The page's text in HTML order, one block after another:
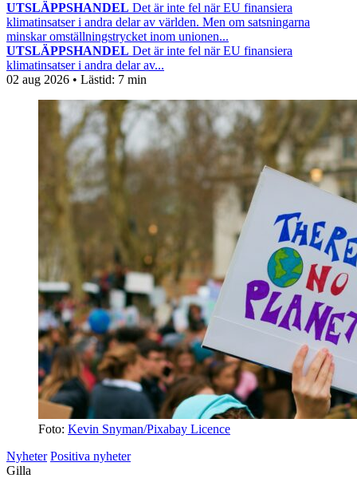
UTSLÄPPSHANDEL Det är inte fel när EU finansiera
klimatinsatser i andra delar av världen. Men om satsningarna
minskar omställningstrycket inom unionen...
UTSLÄPPSHANDEL Det är inte fel när EU finansiera
klimatinsatser i andra delar av...
02 aug 2026 • Lästid: 7 min
Foto: Kevin Snyman/Pixabay Licence
Nyheter Positiva nyheter
Gilla